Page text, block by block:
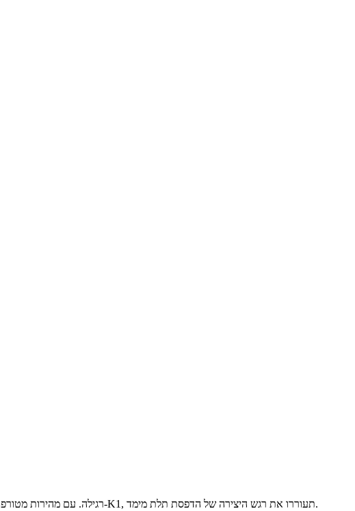
ה-K1 מהירה פי *12 ממדפסת FDM 3D רגילה. עם מהירות מטורפת של 600 מ"מ/שניה, תהנו מהריגוש שנוצר במהירות עוצרת נשימה. עם המהירות המדהימה של ה-K1, תעוררו את רגש היצירה של הדפסת תלת מימד.